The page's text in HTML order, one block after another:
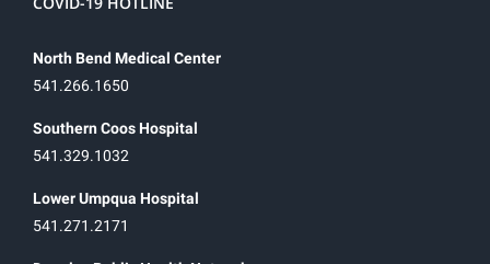
North Bend Medical Center
541.266.1650
Southern Coos Hospital
541.329.1032
Lower Umpqua Hospital
541.271.2171